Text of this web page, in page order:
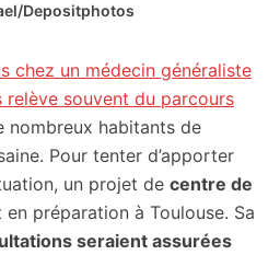
Depositphotos
chez un médecin généraliste
souvent du parcours
nombreux habitants de
Pour tenter d’apporter
un projet de centre de
préparation à Toulouse. Sa
seraient assurées